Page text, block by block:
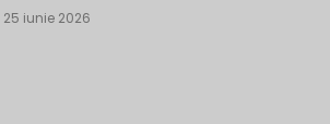
25 iunie 2026